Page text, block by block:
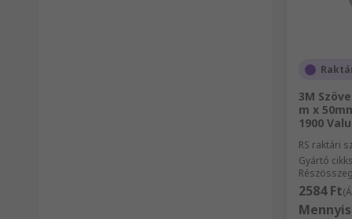
3M
m x
1900
RS raktári
Gyártó
2584 Ft